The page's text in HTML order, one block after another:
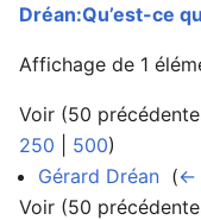
Dréan:Qu’est-ce
Affichage de 1
Voir (50
250
500)
Gérard Dréan (←
Voir (50